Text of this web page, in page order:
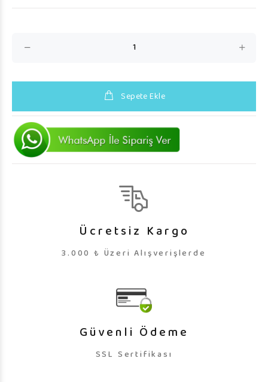
Sepete Ekle
Ücretsiz Kargo
3.000 ₺ Üzeri Alışverişlerde
Güvenli Ödeme
SSL Sertifikası